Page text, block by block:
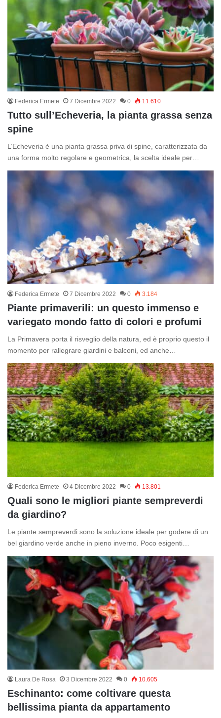
Federica Ermete 7 Dicembre 2022 0 11.610
Tutto sull’Echeveria, la pianta grassa senza
spine
L’Echeveria è una pianta grassa priva di spine, caratterizzata da
una forma molto regolare e geometrica, la scelta ideale per…
Federica Ermete 7 Dicembre 2022 0 3.184
Piante primaverili: un questo immenso e
variegato mondo fatto di colori e profumi
La Primavera porta il risveglio della natura, ed è proprio questo il
momento per rallegrare giardini e balconi, ed anche…
Federica Ermete 4 Dicembre 2022 0 13.801
Quali sono le migliori piante sempreverdi
da giardino?
Le piante sempreverdi sono la soluzione ideale per godere di un
bel giardino verde anche in pieno inverno. Poco esigenti…
Laura De Rosa 3 Dicembre 2022 0 10.605
Eschinanto: come coltivare questa
bellissima pianta da appartamento